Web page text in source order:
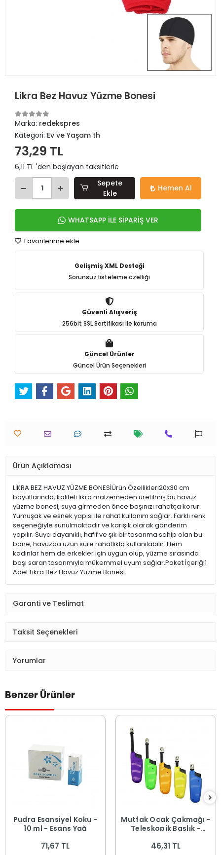
Likra Bez Havuz Yüzme Bonesi
Marka: redekspres
Kategori: Ev ve Yaşam th
73,29 TL
6,11 TL 'den başlayan taksitlerle
Sepete
Ekle
Hemen Al
WHATSAPP İLE SİPARİŞ VER
Favorilerime ekle
Gelişmiş XML Desteği
Sorunsuz listeleme özelliği
Güvenli Alışveriş
256bit SSL Sertifikası ile koruma
Güncel Ürünler
Güncel Ürün Seçenekleri
Ürün Açıklaması
LİKRA BEZ HAVUZ YÜZME BONESİÜrün Özellikleri20x30 cm
boyutlarında, kaliteli likra malzemeden üretilmiş bu havuz
yüzme bonesi, suya girmeden önce başınızı rahatça korur.
Yumuşak ve esnek yapısı ile rahat kullanım sağlar. Farklı renk
seçeneğiyle sunulmaktadır ve karışık olarak gönderim
yapılır. Suya dayanıklı, hafif ve şık bir tasarıma sahip olan bu
bone, havuzda uzun süre rahatlıkla kullanılabilir. Hem
kadınlar hem de erkekler için uygun olup, yüzme sırasında
başı saran tasarımıyla mükemmel uyum sağlar.Paket İçeriği1
Adet Likra Bez Havuz Yüzme Bonesi
Garanti ve Teslimat
Taksit Seçenekleri
Yorumlar
Benzer Ürünler
Pudra Esansiyel Koku -
10 ml - Esans Yağ
71,67 TL
Mutfak Ocak Çakmağı -
Teleskopik Başlık -
46,31 TL